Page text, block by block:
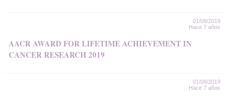
01/08/2019
Hace 7 años
AACR AWARD FOR LIFETIME ACHIEVEMENT IN
CANCER RESEARCH 2019
01/08/2019
Hace 7 años